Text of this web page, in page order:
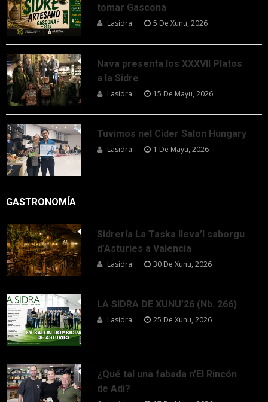
tomar Gascona
Lasidra 5 De Xunu, 2026
Nava presenta los XXXVII Platos
a la Sidre
Lasidra 15 De Mayu, 2026
Tuvimos nel Cider Salon Hungary
Lasidra 1 De Mayu, 2026
GASTRONOMÍA
Sidrería La Taska lleva’l saborgu
d’Asturies a Valencia
Lasidra 30 De Xunu, 2026
LA SIDRA DE XUNU’26 (Nb. 266)
Lasidra 25 De Xunu, 2026
¿Qué tal una fabada n’El Rincón
de Adi?